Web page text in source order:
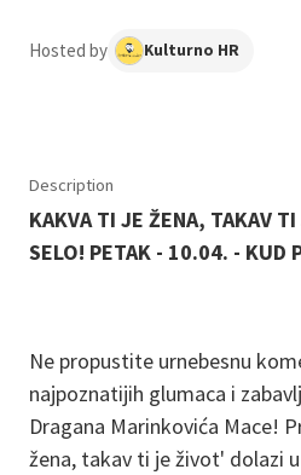
Hosted by Kulturno HR
Description
KAKVA TI JE ŽENA, TAKAV
SELO! PETAK - 10.04. - KUD
Ne propustite urnebesnu
najpoznatijih glumaca i
Dragana Marinkovića Mace!
žena, takav ti je život' dolazi